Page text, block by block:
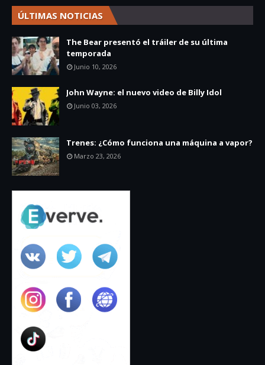
ÚLTIMAS NOTICIAS
The Bear presentó el tráiler de su última
temporada
Junio 10, 2026
John Wayne: el nuevo video de Billy Idol
Junio 03, 2026
Trenes: ¿Cómo funciona una máquina a vapor?
Marzo 23, 2026